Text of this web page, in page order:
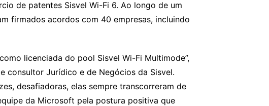
de patentes Sisvel Wi-Fi 6. Ao longo de um
firmados acordos com 40 empresas, incluindo
licenciada do pool Sisvel Wi-Fi Multimode”,
consultor Jurídico e de Negócios da Sisvel.
desafiadoras, elas sempre transcorreram de
da Microsoft pela postura positiva que